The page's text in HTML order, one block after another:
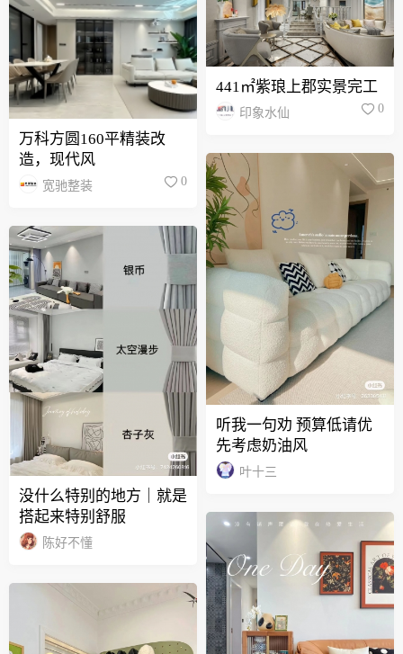
万科方圆160平精装改
造，现代风
宽驰整装 0
没什么特别的地方｜就是
搭起来特别舒服
陈好不懂
441㎡紫琅上郡实景完工
印象水仙 0
听我一句劝 预算低请优
先考虑奶油风
叶十三